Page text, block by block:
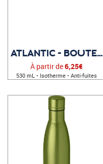
ATLANTIC - BOUTEILLE ISOTHERME PERSONNALISÉE
À partir de6,25€
530 mL • Isotherme • Anti-fuites